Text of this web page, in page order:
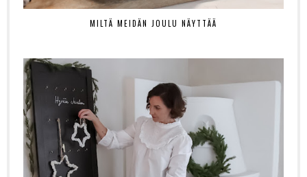
MILTÄ MEIDÄN JOULU NÄYTTÄÄ